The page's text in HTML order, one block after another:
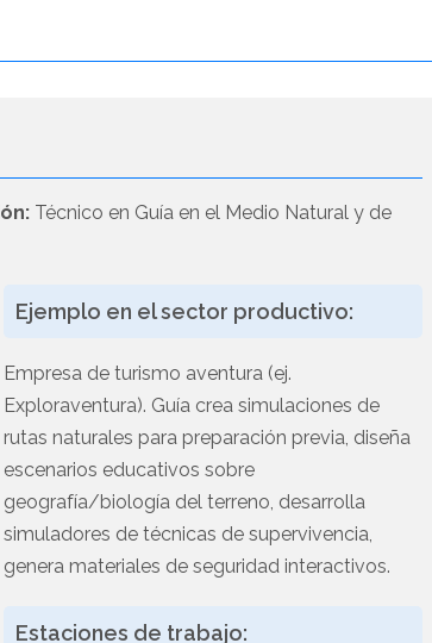
Técnico en Guía en el Medio Natural y de
Ejemplo en el sector productivo:
Empresa de turismo aventura (ej.
Exploraventura). Guía crea simulaciones de
rutas naturales para preparación previa, diseña
escenarios educativos sobre
geografía/biología del terreno, desarrolla
simuladores de técnicas de supervivencia,
genera materiales de seguridad interactivos.
Estaciones de trabajo: